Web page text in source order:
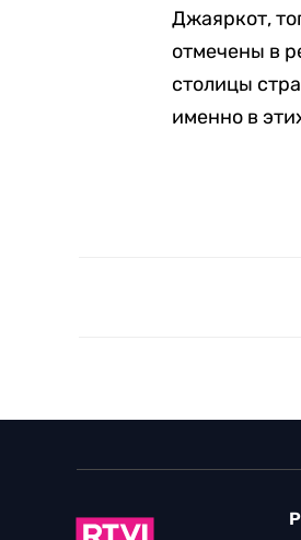
Джаяркот,
отмечены в
столицы
именно в